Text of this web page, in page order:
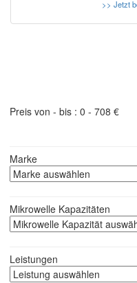
>> Jetzt
Preis von - bis : 0 - 708 €
Marke
Mikrowelle Kapazitäten
Leistungen